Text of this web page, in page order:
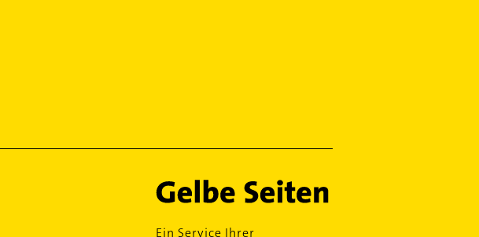
Ein Service Ihrer